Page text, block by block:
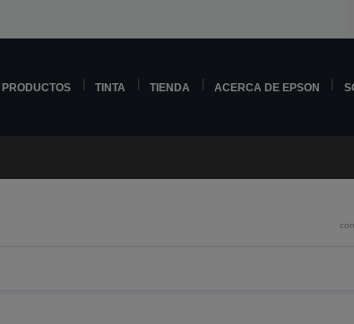
PRODUCTOS TINTA TIENDA ACERCA DE EPSON